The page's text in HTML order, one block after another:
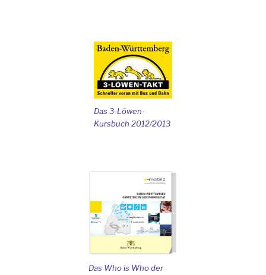
Das 3-Löwen-
Kursbuch 2012/2013
Das Who is Who der